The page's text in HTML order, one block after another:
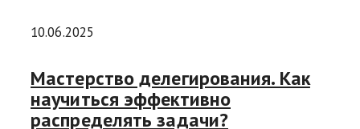
10.06.2025
Мастерство делегирования. Как
научиться эффективно
распределять задачи?